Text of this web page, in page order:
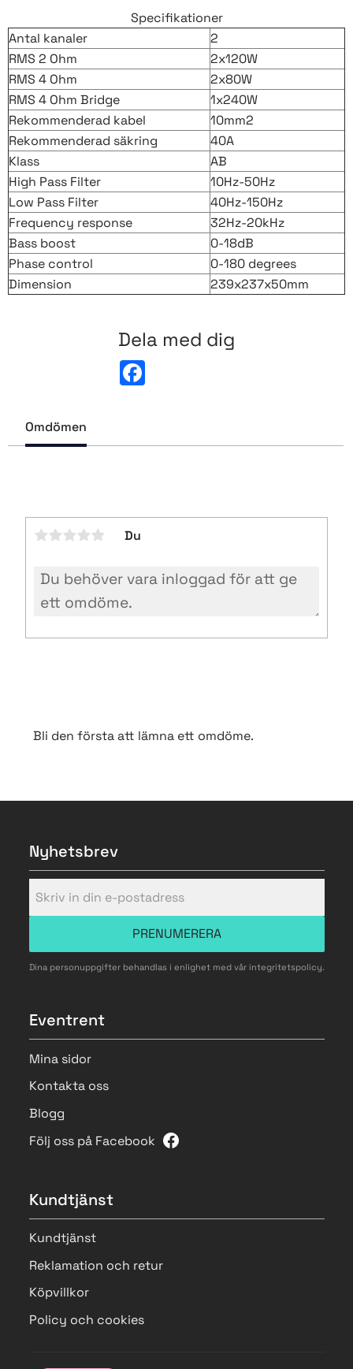
Specifikationer
Antal kanaler
2
RMS 2 Ohm
2x120W
RMS 4 Ohm
2x80W
RMS 4 Ohm Bridge
1x240W
Rekommenderad kabel
10mm2
Rekommenderad säkring
40A
Klass
AB
High Pass Filter
10Hz-50Hz
Low Pass Filter
40Hz-150Hz
Frequency response
32Hz-20kHz
Bass boost
0-18dB
Phase control
0-180 degrees
Dimension
239x237x50mm
Dela med dig
o
Omdömen
Du
Bli den första att lämna ett omdöme.
Nyhetsbrev
PRENUMERERA
Dina personuppgifter behandlas i enlighet med vår integritetspolicy.
Eventrent
Mina sidor
Kontakta oss
Blogg
Följ oss på Facebook
Kundtjänst
Kundtjänst
Reklamation och retur
Köpvillkor
Policy och cookies